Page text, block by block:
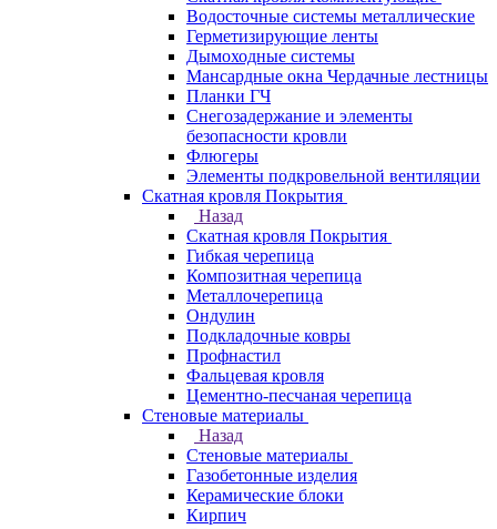
Водосточные системы металлические
Герметизирующие ленты
Дымоходные системы
Мансардные окна Чердачные лестницы
Планки ГЧ
Снегозадержание и элементы
безопасности кровли
Флюгеры
Элементы подкровельной вентиляции
Скатная кровля Покрытия
Назад
Скатная кровля Покрытия
Гибкая черепица
Композитная черепица
Металлочерепица
Ондулин
Подкладочные ковры
Профнастил
Фальцевая кровля
Цементно-песчаная черепица
Стеновые материалы
Назад
Стеновые материалы
Газобетонные изделия
Керамические блоки
Кирпич